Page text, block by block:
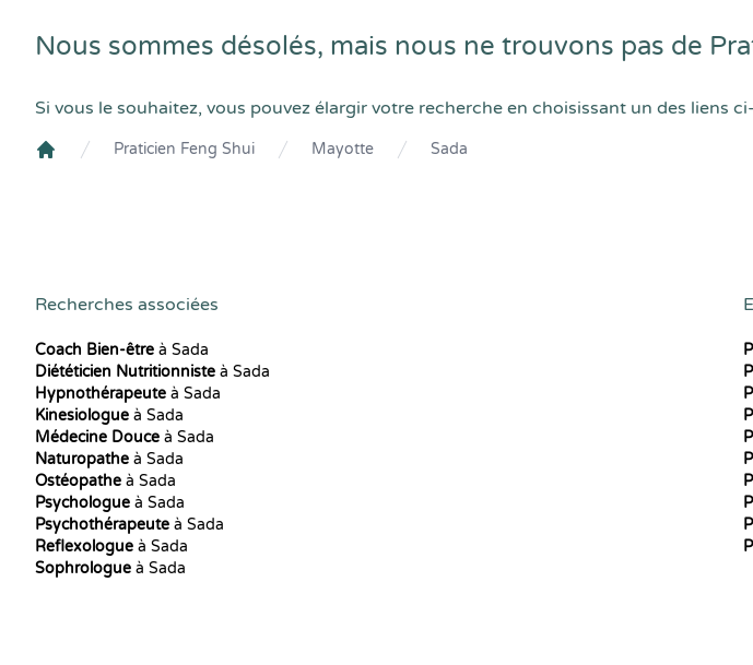
Nous sommes désolés, mais nous ne trouvons pas de
Si vous le souhaitez, vous pouvez élargir votre recherche en choisissant un des liens
Praticien Feng Shui Mayotte Sada
Recherches associées
Coach Bien-être à Sada
Diététicien Nutritionniste à Sada
Hypnothérapeute à Sada
Kinesiologue à Sada
Médecine Douce à Sada
Naturopathe à Sada
Ostéopathe à Sada
Psychologue à Sada
Psychothérapeute à Sada
Reflexologue à Sada
Sophrologue à Sada